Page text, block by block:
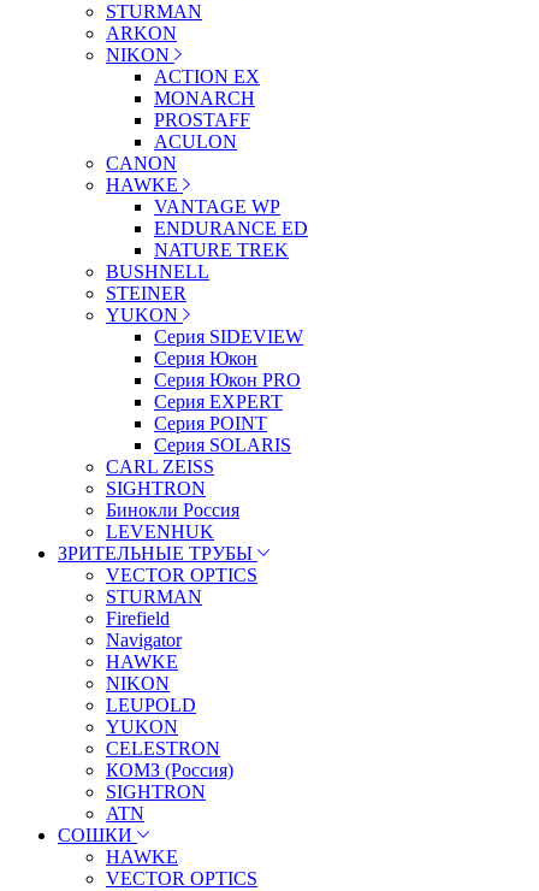
STURMAN
ARKON
NIKON
ACTION EX
MONARCH
PROSTAFF
ACULON
CANON
HAWKE
VANTAGE WP
ENDURANCE ED
NATURE TREK
BUSHNELL
STEINER
YUKON
Серия SIDEVIEW
Серия Юкон
Серия Юкон PRO
Серия EXPERT
Серия POINT
Серия SOLARIS
CARL ZEISS
SIGHTRON
Бинокли Россия
LEVENHUK
ЗРИТЕЛЬНЫЕ ТРУБЫ
VECTOR OPTICS
STURMAN
Firefield
Navigator
HAWKE
NIKON
LEUPOLD
YUKON
CELESTRON
КОМЗ (Россия)
SIGHTRON
ATN
СОШКИ
HAWKE
VECTOR OPTICS